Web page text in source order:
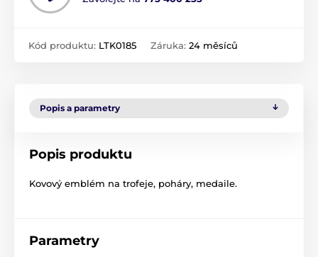
Kód produktu: LTK0185 Záruka: 24 měsíců
Popis a parametry
Popis produktu
Kovový emblém na trofeje, poháry, medaile.
Parametry